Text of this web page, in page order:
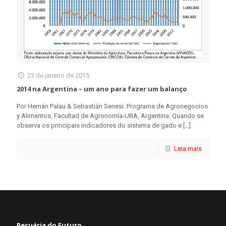
23 de janeiro de 2015
2014 na Argentina – um ano para fazer um balanço
Por Hernán Palau & Sebastián Senesi. Programa de Agronegocios
y Alimentos. Facultad de Agronomía-UBA, Argentina. Quando se
observa os principais indicadores do sistema de gado e […]
Leia mais